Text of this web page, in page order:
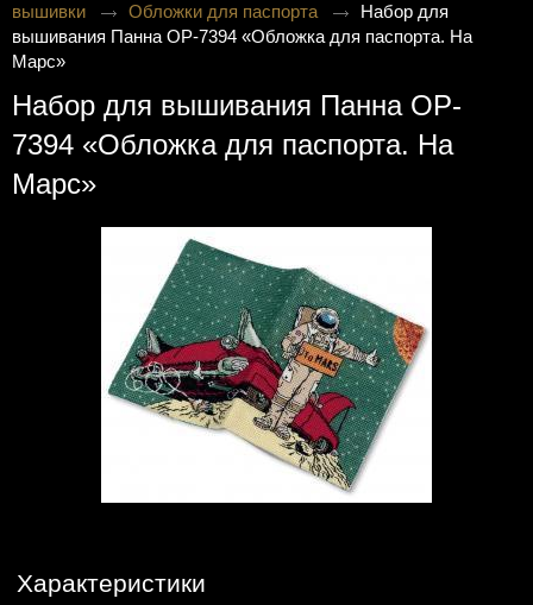
вышивки
Обложки для паспорта
Набор для
вышивания Панна OP-7394 «Обложка для паспорта. На
Марс»
Набор для вышивания Панна OP-
7394 «Обложка для паспорта. На
Марс»
Характеристики